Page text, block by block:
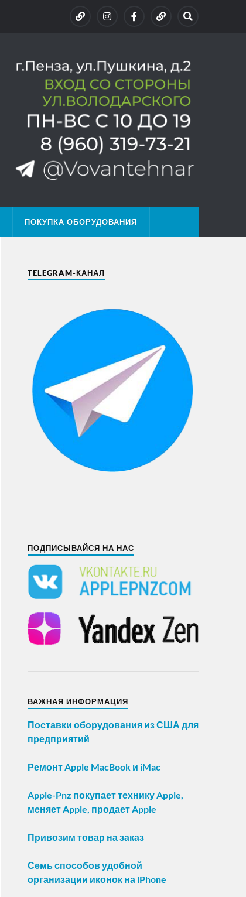
ПОКУПКА ОБОРУДОВАНИЯ
TELEGRAM-КАНАЛ
ПОДПИСЫВАЙСЯ НА НАС
ВАЖНАЯ ИНФОРМАЦИЯ
Поставки оборудования из США для
предприятий
Ремонт Apple MacBook и iMac
Apple-Pnz покупает технику Apple,
меняет Apple, продает Apple
Привозим товар на заказ
Семь способов удобной
организации иконок на iPhone